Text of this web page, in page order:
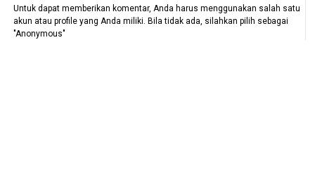
Untuk dapat memberikan komentar, Anda harus menggunakan salah satu
akun atau profile yang Anda miliki. Bila tidak ada, silahkan pilih sebagai
"Anonymous"